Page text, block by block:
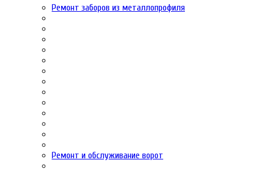
Ремонт заборов из металлопрофиля
Ремонт и обслуживание ворот